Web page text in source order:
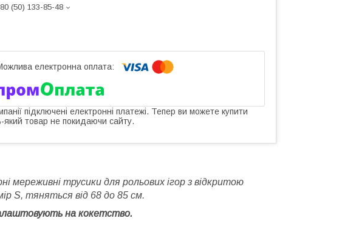
(50) 133-85-48
підключені електронні платежі. Тепер ви можете купити
який товар не покидаючи сайту.
мереживні трусики для рольових ігор з відкритою
S, тяняться від 68 до 85 см.
на кокетство.